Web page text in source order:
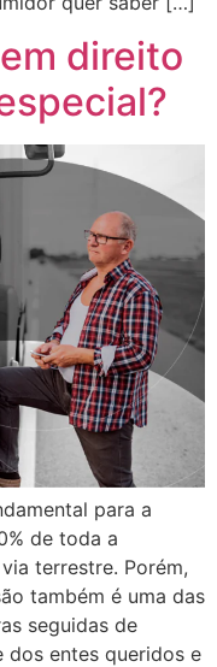
direito
para a
de toda a
terrestre. Porém,
também é uma das
seguidas de
entes queridos e